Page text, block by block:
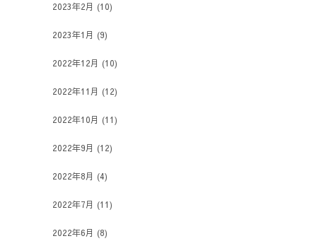
2023年2月 (10)
2023年1月 (9)
2022年12月 (10)
2022年11月 (12)
2022年10月 (11)
2022年9月 (12)
2022年8月 (4)
2022年7月 (11)
2022年6月 (8)